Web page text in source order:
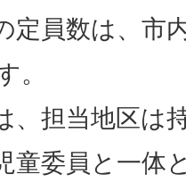
定員数は、市
。
、担当地区は
童委員と一体